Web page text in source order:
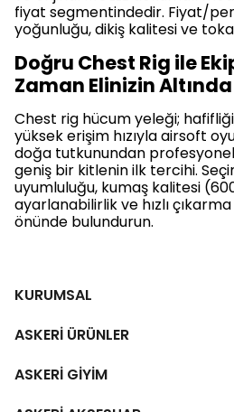
fiyat segmentindedir. Fiyat/
yoğunluğu, dikiş kalitesi ve
Doğru Chest Rig ile
Zaman Elinizin Altında
Chest rig hücum yeleği;
yüksek erişim hızıyla airsoft
doğa tutkunundan profesyonel
geniş bir kitlenin ilk tercihi.
uyumluluğu, kumaş kalitesi
ayarlanabilirlik ve hızlı
önünde bulundurun.
KURUMSAL
ASKERİ ÜRÜNLER
ASKERİ GİYİM